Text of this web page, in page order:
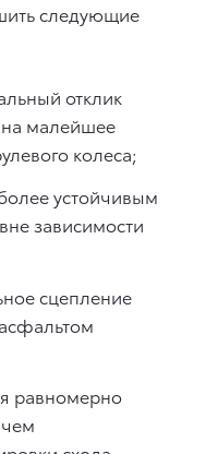
следующие
отклик
на малейшее
колеса;
устойчивым
зависимости
сцепление
равномерно